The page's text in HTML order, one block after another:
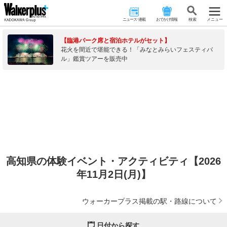
ニュース･連載 おでかけ情報 検 索 メニュー
【臨港パーク席と宿泊ホテルがセット】
花火を間近で堪能できる！「みなとみらいフェスティバ
ル」鑑賞ツアーを販売中
高知県の体験イベント・アクティビティ【2026
年11月2日(月)】
ウォーカープラス掲載の駅・路線について
日付から探す